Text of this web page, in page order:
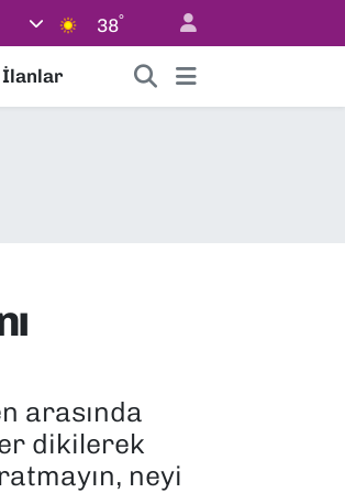
38°
İlanlar
arasında
dikilerek
neyi